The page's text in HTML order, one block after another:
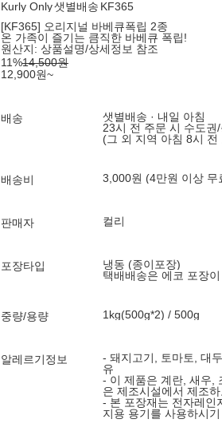
Kurly Only샛별배송 KF365
[KF365] 오리지널 바베큐폭립 2종
온 가족이 즐기는 큼직한 바베큐 폭립!
원산지: 상품설명/상세정보 참조
11%14,500원
12,900원~
배송
샛별배송 · 내일 아침
23시 전 주문 시 수도
(그 외 지역 아침 8시 전
배송비 3,000원 (4만원 이상 무
판매자 컬리
포장타입
냉동 (종이포장)
택배배송은 에코 포장
중량/용량 1kg(500g*2) / 500g
알레르기정보
- 돼지고기, 토마토, 대
유
- 이 제품은 계란, 새우,
은 제조시설에서 제조하
- 본 포장재는 전자레인
지용 용기를 사용하시기